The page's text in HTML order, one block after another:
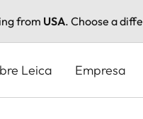
from USA. Choose a
Leica Empresa